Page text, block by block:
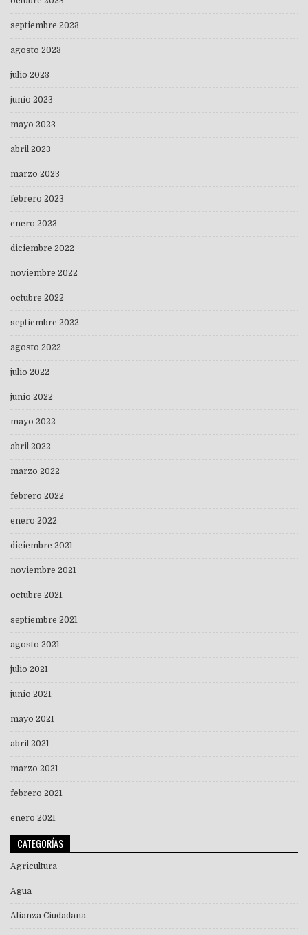
septiembre 2023
agosto 2023
julio 2023
junio 2023
mayo 2023
abril 2023
marzo 2023
febrero 2023
enero 2023
diciembre 2022
noviembre 2022
octubre 2022
septiembre 2022
agosto 2022
julio 2022
junio 2022
mayo 2022
abril 2022
marzo 2022
febrero 2022
enero 2022
diciembre 2021
noviembre 2021
octubre 2021
septiembre 2021
agosto 2021
julio 2021
junio 2021
mayo 2021
abril 2021
marzo 2021
febrero 2021
enero 2021
CATEGORÍAS
Agricultura
Agua
Alianza Ciudadana